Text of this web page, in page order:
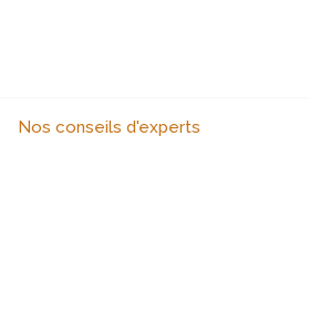
Nos conseils d'experts